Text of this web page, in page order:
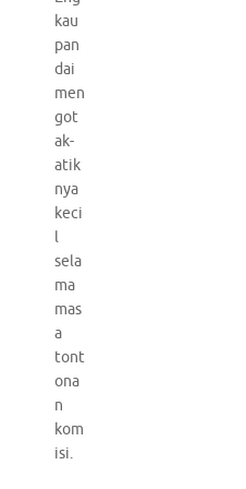
kau
pan
dai
men
got
ak-
atik
nya
keci
l
sela
ma
mas
a
tont
ona
n
kom
isi.